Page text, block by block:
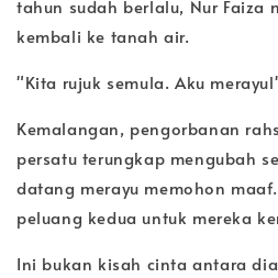
tahun sudah berlalu, Nur Faiza
kembali ke tanah air.
"Kita rujuk semula. Aku
Kemalangan, pengorbanan
persatu terungkap mengubah
datang merayu memohon
peluang kedua untuk mereka
Ini bukan kisah cinta antara